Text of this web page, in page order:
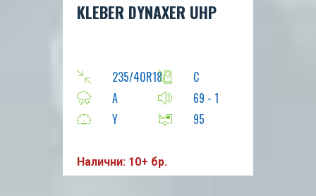
KLEBER DYNAXER UHP
235/40R18
C
A
69 - 1
Y
95
Налични: 10+ бр.